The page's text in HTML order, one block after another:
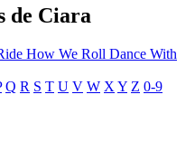
de Ciara
How We Roll Dance With
Q R S T U V W X Y Z 0-9